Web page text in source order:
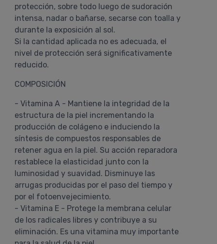
protección, sobre todo luego de sudoración
intensa, nadar o bañarse, secarse con toalla y
durante la exposición al sol.
Si la cantidad aplicada no es adecuada, el
nivel de protección será significativamente
reducido.
COMPOSICIÓN
- Vitamina A - Mantiene la integridad de la
estructura de la piel incrementando la
producción de colágeno e induciendo la
síntesis de compuestos responsables de
retener agua en la piel. Su acción reparadora
restablece la elasticidad junto con la
luminosidad y suavidad. Disminuye las
arrugas producidas por el paso del tiempo y
por el fotoenvejecimiento.
- Vitamina E - Protege la membrana celular
de los radicales libres y contribuye a su
eliminación. Es una vitamina muy importante